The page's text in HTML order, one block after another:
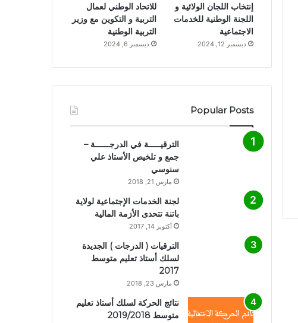
إنتخاب اللجان الولائية و
اللجنة الوطنية للخدمات
الاجتماعية
ديسمبر 12, 2024
للاتحاد الوطني لعمال
التربية و التكوين مع وزير
التربية الوطنية
ديسمبر 6, 2024
Popular Posts
الترقيـــــة في الدرجــــــة –
جمع و تلخيص الأستاذ علي
سنوسي
مارس 21, 2018
لجنة الخدمات الإجتماعية لولاية
باتنة تتحدى الأزمة المالية
أكتوبر 14, 2017
الترقيات ( الدرجات ) الجديدة
لسلك أستاذ تعليم متوسط
2017
مارس 23, 2018
نتائج الحركة لسلك أستاذ تعليم
متوسط 2019/2018